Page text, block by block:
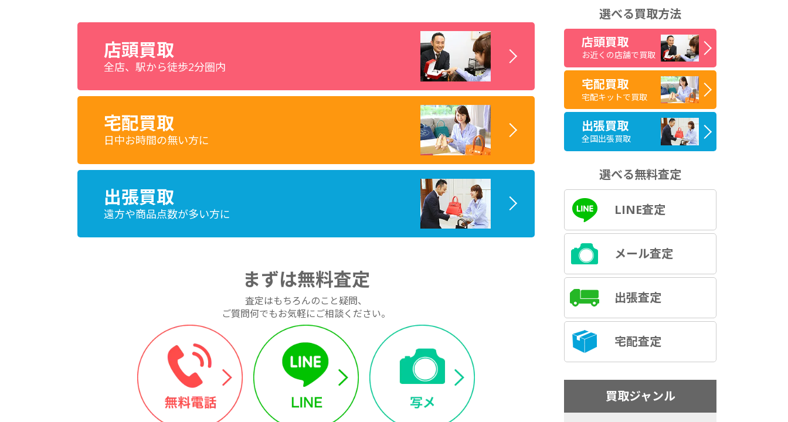
店頭買取
全店、駅から徒歩2分圏内
宅配買取
日中お時間の無い方に
出張買取
遠方や商品点数が多い方に
まずは無料査定
査定はもちろんのこと疑問、
ご質問何でもお気軽にご相談ください。
選べる買取方法
店頭買取
お近くの店舗で買取
宅配買取
宅配キットで買取
出張買取
全国出張買取
選べる無料査定
LINE査定
メール査定
出張査定
宅配査定
買取ジャンル